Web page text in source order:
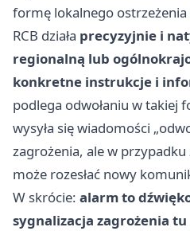
formę lokalnego ostrzeżenia
RCB działa precyzyjnie i
regionalną lub
konkretne instrukcje i
podlega odwołaniu w takiej
wysyła się wiadomości
zagrożenia, ale w przypadku
może rozesłać nowy
W skrócie: alarm to
sygnalizacja zagrożenia